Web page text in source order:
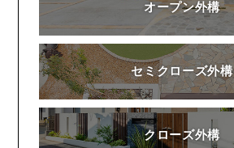
オープン外構
セミクローズ外構
クローズ外構